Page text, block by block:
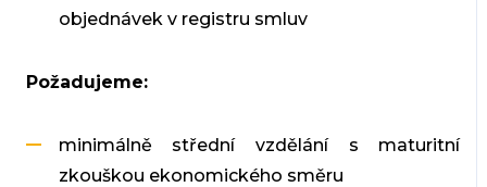
objednávek v registru smluv
Požadujeme:
minimálně střední vzdělání s maturitní
zkouškou ekonomického směru